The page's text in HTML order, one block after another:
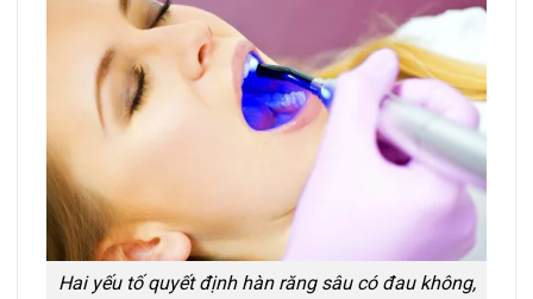
Hai yếu tố quyết định hàn răng sâu có đau không,